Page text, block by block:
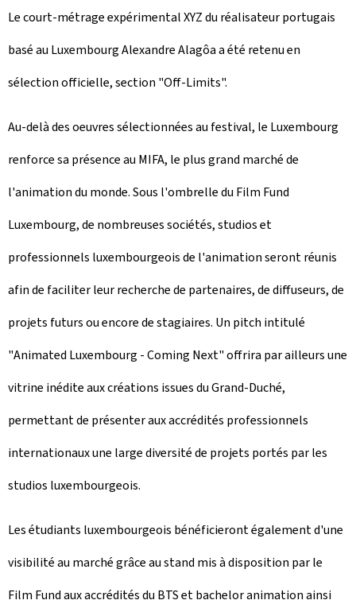
Le court-métrage expérimental XYZ du réalisateur portugais
basé au Luxembourg Alexandre Alagôa a été retenu en
sélection officielle, section "Off-Limits".
Au-delà des oeuvres sélectionnées au festival, le Luxembourg
renforce sa présence au MIFA, le plus grand marché de
l'animation du monde. Sous l'ombrelle du Film Fund
Luxembourg, de nombreuses sociétés, studios et
professionnels luxembourgeois de l'animation seront réunis
afin de faciliter leur recherche de partenaires, de diffuseurs, de
projets futurs ou encore de stagiaires. Un pitch intitulé
"Animated Luxembourg - Coming Next" offrira par ailleurs une
vitrine inédite aux créations issues du Grand-Duché,
permettant de présenter aux accrédités professionnels
internationaux une large diversité de projets portés par les
studios luxembourgeois.
Les étudiants luxembourgeois bénéficieront également d'une
visibilité au marché grâce au stand mis à disposition par le
Film Fundaux accrédités du BTS et bachelor animation ainsi